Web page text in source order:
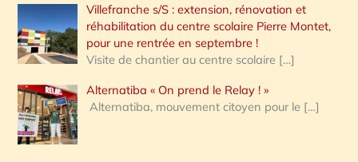
Villefranche s/S : extension, rénovation et
réhabilitation du centre scolaire Pierre Montet,
pour une rentrée en septembre !
Visite de chantier au centre scolaire […]
Alternatiba « On prend le Relay ! »
Alternatiba, mouvement citoyen pour le […]